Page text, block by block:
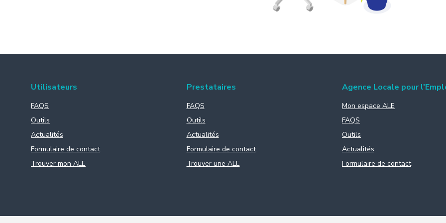
Utilisateurs
FAQS
Outils
Actualités
Formulaire de contact
Trouver mon ALE
Prestataires
FAQS
Outils
Actualités
Formulaire de contact
Trouver une ALE
Agence Locale pour
Mon espace ALE
FAQS
Outils
Actualités
Formulaire de contact